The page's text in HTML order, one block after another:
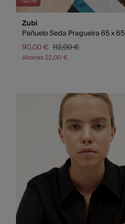
Zubi
Pañuelo Seda Pragueira 65 x 65
90,00 € 112,00 €
Ahorras22,00 €